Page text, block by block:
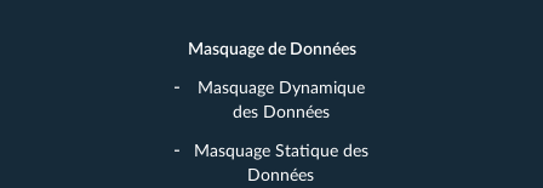
Masquage de Données
Masquage Dynamique
des Données
Masquage Statique des
Données